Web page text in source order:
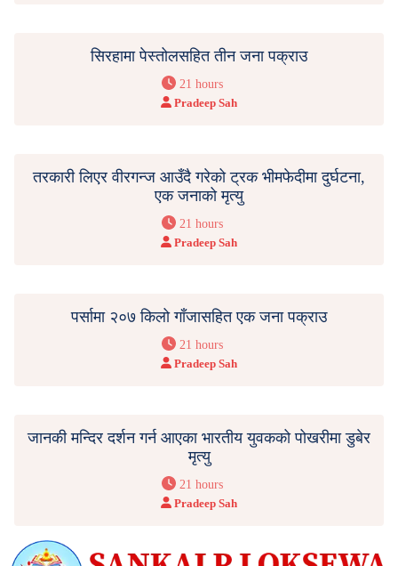
सिरहामा पेस्तोलसहित तीन जना पक्राउ
21 hours
Pradeep Sah
तरकारी लिएर वीरगन्ज आउँदै गरेको ट्रक भीमफेदीमा दुर्घटना,
एक जनाको मृत्यु
21 hours
Pradeep Sah
पर्सामा २०७ किलो गाँजासहित एक जना पक्राउ
21 hours
Pradeep Sah
जानकी मन्दिर दर्शन गर्न आएका भारतीय युवकको पोखरीमा डुबेर
मृत्यु
21 hours
Pradeep Sah